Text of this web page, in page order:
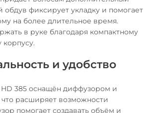
обдув фиксирует укладку и помогает
на более длительное время.
в руке благодаря компактному
и удобство
HD 385 оснащён диффузором и
расширяет возможности
помогает создавать объём и